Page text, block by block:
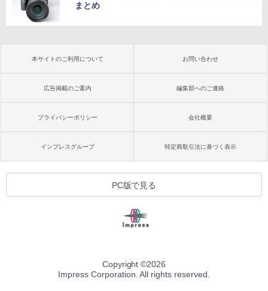
まとめ
本サイトのご利用について お問い合わせ
広告掲載のご案内 編集部へのご連絡
プライバシーポリシー 会社概要
インプレスグループ 特定商取引法に基づく表示
PC版で見る
Copyright ©2026
Impress Corporation. All rights reserved.